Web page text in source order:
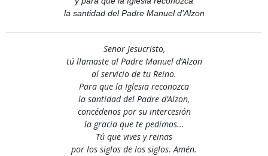
la santidad del Padre Manuel d’Alzon
Senor Jesucristo,
tú llamaste al Padre Manuel d’Alzon
al servicio de tu Reino.
Para que la Iglesia reconozca
la santidad del Padre d’Alzon,
concédenos por su intercesión
la gracia que te pedimos...
Tú que vives y reinas
por los siglos de los siglos. Amén.